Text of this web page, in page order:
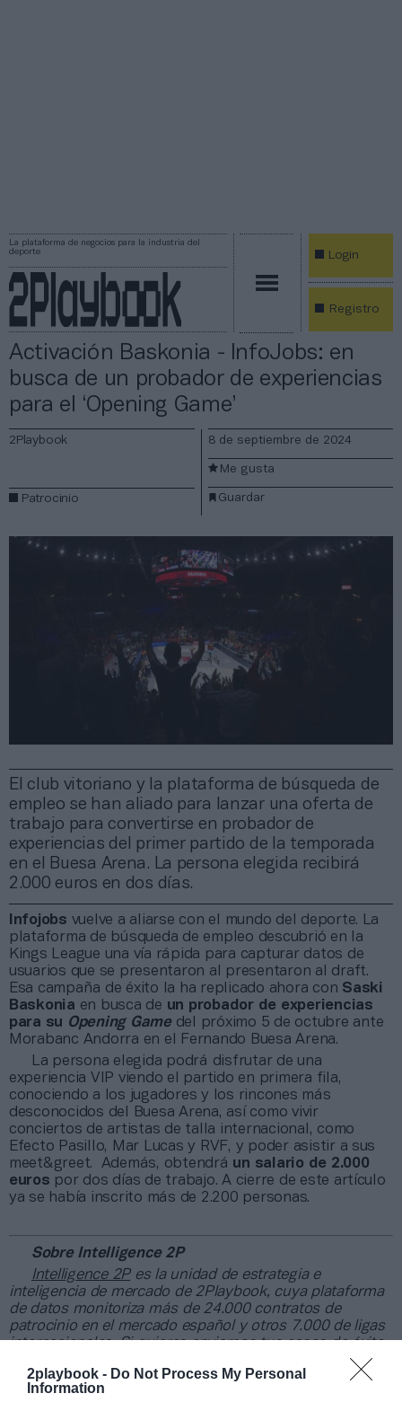
2playbook - Do Not Process My Personal
Information
La plataforma de negocios para la industria del
deporte
Login
Registro
Activación Baskonia - InfoJobs: en
busca de un probador de experiencias
para el ‘Opening Game’
El club vitoriano y la plataforma de búsqueda de
empleo se han aliado para lanzar una oferta de
trabajo para convertirse en probador de
experiencias del primer partido de la temporada
en el Buesa Arena. La persona elegida recibirá
2.000 euros en dos días.
2Playbook
Patrocinio
8 de septiembre de 2024
Guardar
Me gusta
Infojobs vuelve a aliarse con el mundo del deporte. La
plataforma de búsqueda de empleo descubrió en la
Kings League una vía rápida para capturar datos de
usuarios que se presentaron al presentaron al draft.
Esa campaña de éxito la ha replicado ahora con Saski
Baskonia en busca de un probador de experiencias
para su Opening Gamedel próximo 5 de octubre ante
Morabanc Andorra en el Fernando Buesa Arena.
La persona elegida podrá disfrutar de una
experiencia VIP viendo el partido en primera fila,
conociendo a los jugadores y los rincones más
desconocidos del Buesa Arena, así como vivir
conciertos de artistas de talla internacional, como
Efecto Pasillo, Mar Lucas y RVF, y poder asistir a sus
meet&greet. Además, obtendrá un salario de 2.000
euros por dos días de trabajo. A cierre de este artículo
ya se había inscrito más de 2.200 personas.
Sobre Intelligence 2P
Intelligence 2Pes la unidad de estrategia e
inteligencia de mercado de 2Playbook, cuya plataforma
de datos monitoriza más de 24.000 contratos de
patrocinio en el mercado español y otros 7.000 de ligas
internacionales. Si quieres enviarnos tus casos de éxito
intelligence@2playbook.com.